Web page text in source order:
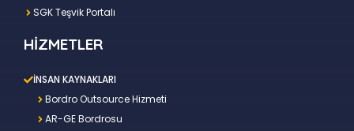
SGK Teşvik Portalı
HİZMETLER
İNSAN KAYNAKLARI
Bordro Outsource Hizmeti
AR-GE Bordrosu